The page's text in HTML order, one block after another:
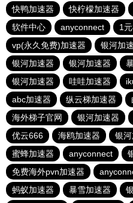
快鸭加速器
快柠檬加速器
软件中心
anyconnect 1
vp(永久免费)加速器
银河加
银河加速器
银河加速器
银河加速器
哇哇加速器
abc加速器
纵云梯加速器
海外梯子官网
银河加速器
优云666
海鸥加速器 银
蜜蜂加速器
anyconnect
免费海外pvn加速器
蚂蚁加速器
暴雪加速器